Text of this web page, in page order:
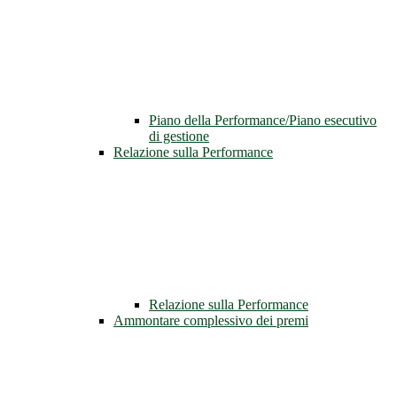
Piano della Performance/Piano esecutivo
di gestione
Relazione sulla Performance
Relazione sulla Performance
Ammontare complessivo dei premi